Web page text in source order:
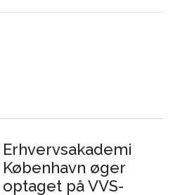
Erhvervsakademi
København øger
optaget på VVS-